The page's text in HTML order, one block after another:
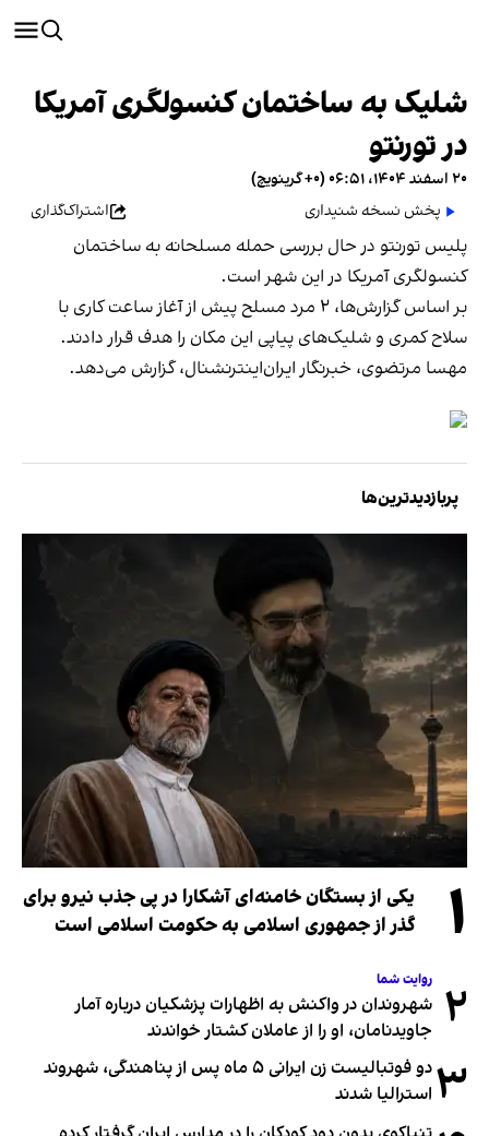
شلیک به ساختمان کنسولگری آمریکا
در تورنتو
۲۰ اسفند ۱۴۰۴، ۰۶:۵۱ (‎+۰ گرینویچ)
پخش نسخه شنیداری
اشتراک‌گذاری
پلیس تورنتو در حال بررسی حمله مسلحانه به ساختمان
کنسولگری آمریکا در این شهر است.
بر اساس گزارش‌ها، ۲ مرد مسلح پیش از آغاز ساعت کاری با
سلاح کمری و شلیک‌های پیاپی این مکان را هدف قرار دادند.
مهسا مرتضوی، خبرنگار ایران‌اینترنشنال، گزارش می‌دهد.
پربازدیدترین‌ها
۱
یکی از بستگان خامنه‌ای آشکارا در پی جذب نیرو برای
گذر از جمهوری اسلامی به حکومت اسلامی است
۲ روایت شما
شهروندان در واکنش به اظهارات پزشکیان درباره آمار
جاویدنامان، او را از عاملان کشتار خواندند
۳
دو فوتبالیست زن ایرانی ۵ ماه پس از پناهندگی، شهروند
استرالیا شدند